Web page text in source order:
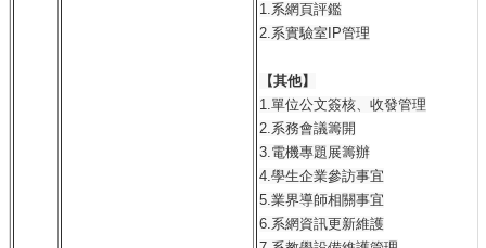
1.系網頁評鑑
2.系實驗室IP管理
【其他】
1.單位公文簽核、收發管理
2.系務會議籌開
3.電機專題展籌辦
4.學生企業參訪事宜
5.業界導師相關事宜
6.系網資訊更新維護